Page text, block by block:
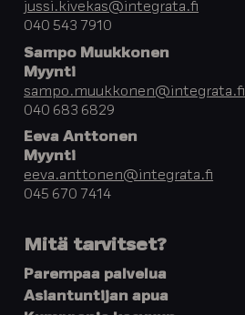
jussi.kivekas@integrata.fi
040 543 7910
Sampo Muukkonen
Myynti
sampo.muukkonen@integrata.fi
040 683 6829
Eeva Anttonen
Myynti
eeva.anttonen@integrata.fi
045 670 7414
Mitä tarvitset?
Parempaa palvelua
Asiantuntijan apua